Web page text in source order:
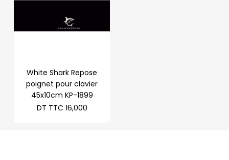
White Shark Repose
poignet pour clavier
45x10cm KP-1899
DT TTC 16,000